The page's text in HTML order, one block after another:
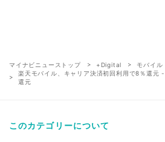
マイナビニューストップ +Digital モバイル
楽天モバイル、キャリア決済初回利用で8％還元
還元
このカテゴリーについて